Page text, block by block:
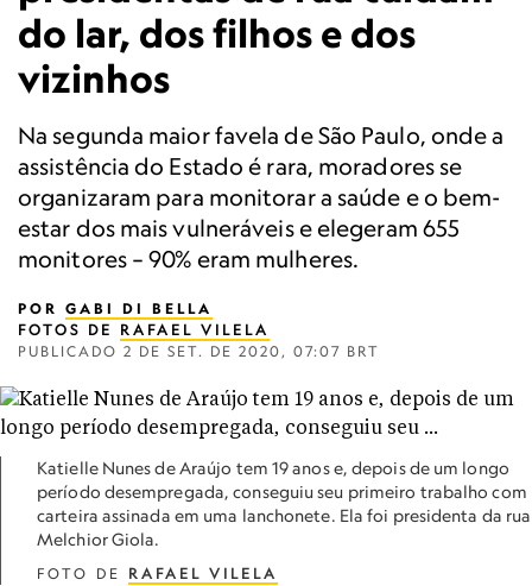
do lar, dos filhos e dos
vizinhos
Na segunda maior favela de São Paulo, onde a
assistência do Estado é rara, moradores se
organizaram para monitorar a saúde e o bem-
estar dos mais vulneráveis e elegeram 655
monitores – 90% eram mulheres.
POR GABI DI BELLA
FOTOS DE RAFAEL VILELA
PUBLICADO 2 DE SET. DE 2020, 07:07 BRT
Katielle Nunes de Araújo tem 19 anos e, depois de um longo
período desempregada, conseguiu seu primeiro trabalho com
carteira assinada em uma lanchonete. Ela foi presidenta da rua
Melchior Giola.
FOTO DE RAFAEL VILELA